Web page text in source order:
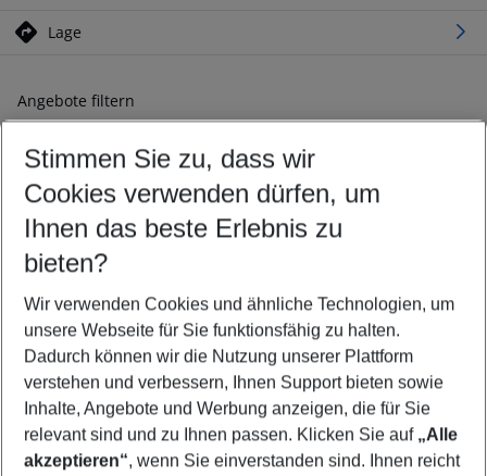
Lage
Angebote filtern
Ändern Sie Ihre Kriterien nach Ihren Wünschen
Abflughafen wählen
Beliebiger Abflughafen
Reisezeitraum wählen
10.08.26– 08.08.27 5-8 Nächte
2 Erwachsene Keine Kinder
Mehr Filter anzeigen
Stimmen Sie zu, dass wir
Cookies verwenden dürfen, um
Ihnen das beste Erlebnis zu
bieten?
Wir verwenden Cookies und ähnliche Technologien, um
unsere Webseite für Sie funktionsfähig zu halten.
Dadurch können wir die Nutzung unserer Plattform
verstehen und verbessern, Ihnen Support bieten sowie
Inhalte, Angebote und Werbung anzeigen, die für Sie
relevant sind und zu Ihnen passen. Klicken Sie auf „Alle
akzeptieren“, wenn Sie einverstanden sind. Ihnen reicht